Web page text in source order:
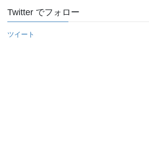
Twitter でフォロー
ツイート